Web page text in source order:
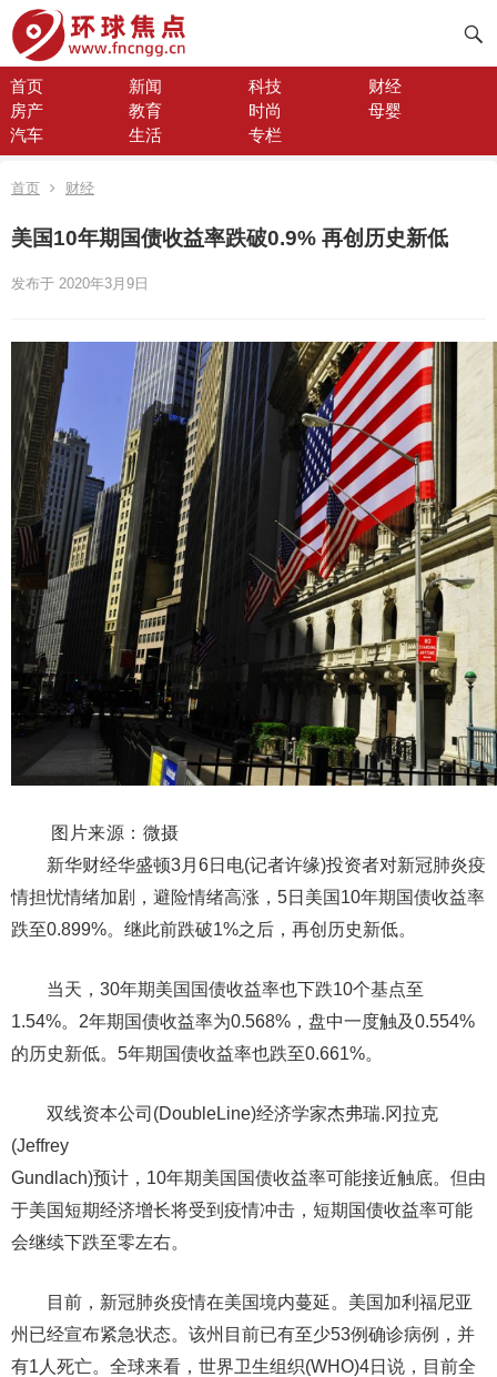
首页 新闻 科技
财经
房产
教育 时尚
母婴
汽车
生活 专栏
首页 财经
美国10年期国债收益率跌破0.9% 再创历史新低
发布于 2020年3月9日
图片来源：微摄
新华财经华盛顿3月6日电(记者许缘)投资者对新冠肺炎疫
情担忧情绪加剧，避险情绪高涨，5日美国10年期国债收益率
跌至0.899%。继此前跌破1%之后，再创历史新低。
当天，30年期美国国债收益率也下跌10个基点至
1.54%。2年期国债收益率为0.568%，盘中一度触及0.554%
的历史新低。5年期国债收益率也跌至0.661%。
双线资本公司(DoubleLine)经济学家杰弗瑞.冈拉克
(Jeffrey
Gundlach)预计，10年期美国国债收益率可能接近触底。但由
于美国短期经济增长将受到疫情冲击，短期国债收益率可能
会继续下跌至零左右。
目前，新冠肺炎疫情在美国境内蔓延。美国加利福尼亚
州已经宣布紧急状态。该州目前已有至少53例确诊病例，并
有1人死亡。全球来看，世界卫生组织(WHO)4日说，目前全